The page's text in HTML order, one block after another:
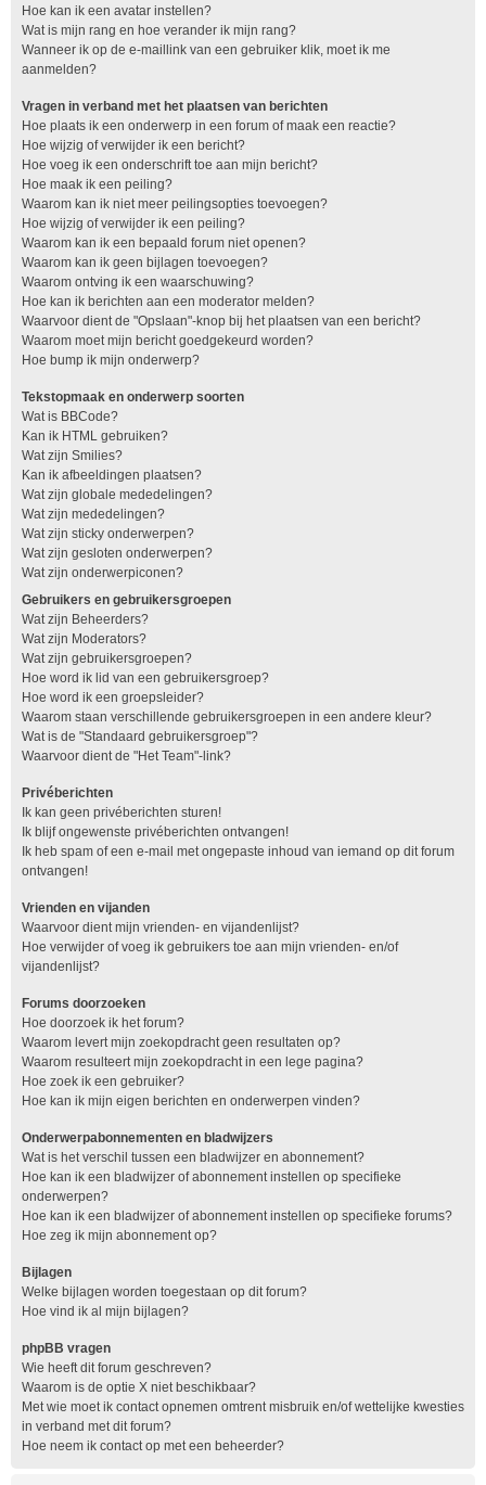
Hoe kan ik een avatar instellen?
Wat is mijn rang en hoe verander ik mijn rang?
Wanneer ik op de e-maillink van een gebruiker klik, moet ik me
aanmelden?
Vragen in verband met het plaatsen van berichten
Hoe plaats ik een onderwerp in een forum of maak een reactie?
Hoe wijzig of verwijder ik een bericht?
Hoe voeg ik een onderschrift toe aan mijn bericht?
Hoe maak ik een peiling?
Waarom kan ik niet meer peilingsopties toevoegen?
Hoe wijzig of verwijder ik een peiling?
Waarom kan ik een bepaald forum niet openen?
Waarom kan ik geen bijlagen toevoegen?
Waarom ontving ik een waarschuwing?
Hoe kan ik berichten aan een moderator melden?
Waarvoor dient de "Opslaan"-knop bij het plaatsen van een bericht?
Waarom moet mijn bericht goedgekeurd worden?
Hoe bump ik mijn onderwerp?
Tekstopmaak en onderwerp soorten
Wat is BBCode?
Kan ik HTML gebruiken?
Wat zijn Smilies?
Kan ik afbeeldingen plaatsen?
Wat zijn globale mededelingen?
Wat zijn mededelingen?
Wat zijn sticky onderwerpen?
Wat zijn gesloten onderwerpen?
Wat zijn onderwerpiconen?
Gebruikers en gebruikersgroepen
Wat zijn Beheerders?
Wat zijn Moderators?
Wat zijn gebruikersgroepen?
Hoe word ik lid van een gebruikersgroep?
Hoe word ik een groepsleider?
Waarom staan verschillende gebruikersgroepen in een andere kleur?
Wat is de "Standaard gebruikersgroep"?
Waarvoor dient de "Het Team"-link?
Privéberichten
Ik kan geen privéberichten sturen!
Ik blijf ongewenste privéberichten ontvangen!
Ik heb spam of een e-mail met ongepaste inhoud van iemand op dit forum
ontvangen!
Vrienden en vijanden
Waarvoor dient mijn vrienden- en vijandenlijst?
Hoe verwijder of voeg ik gebruikers toe aan mijn vrienden- en/of
vijandenlijst?
Forums doorzoeken
Hoe doorzoek ik het forum?
Waarom levert mijn zoekopdracht geen resultaten op?
Waarom resulteert mijn zoekopdracht in een lege pagina?
Hoe zoek ik een gebruiker?
Hoe kan ik mijn eigen berichten en onderwerpen vinden?
Onderwerpabonnementen en bladwijzers
Wat is het verschil tussen een bladwijzer en abonnement?
Hoe kan ik een bladwijzer of abonnement instellen op specifieke
onderwerpen?
Hoe kan ik een bladwijzer of abonnement instellen op specifieke forums?
Hoe zeg ik mijn abonnement op?
Bijlagen
Welke bijlagen worden toegestaan op dit forum?
Hoe vind ik al mijn bijlagen?
phpBB vragen
Wie heeft dit forum geschreven?
Waarom is de optie X niet beschikbaar?
Met wie moet ik contact opnemen omtrent misbruik en/of wettelijke kwesties
in verband met dit forum?
Hoe neem ik contact op met een beheerder?